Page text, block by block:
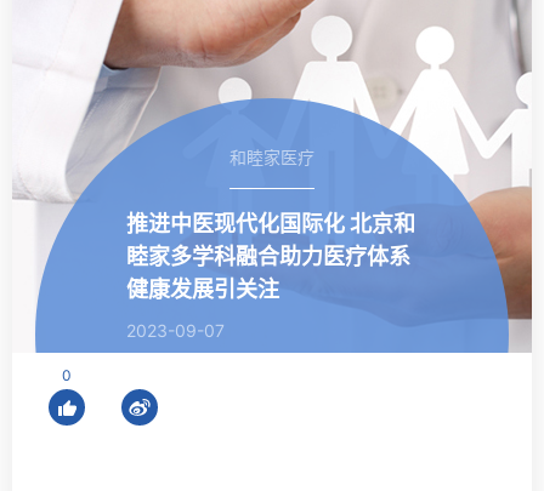
和睦家医疗
推进中医现代化国际化 北京和
睦家多学科融合助力医疗体系
健康发展引关注
2023-09-07
0